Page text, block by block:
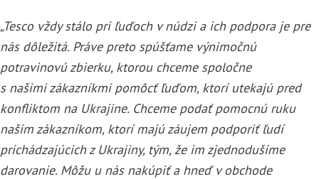
„Tesco vždy stálo pri ľuďoch v núdzi a ich podpora je pre
nás dôležitá. Práve preto spúšťame výnimočnú
potravinovú zbierku, ktorou chceme spoločne
s našimi zákazníkmi pomôcť ľuďom, ktorí utekajú pred
konfliktom na Ukrajine. Chceme podať pomocnú ruku
našim zákazníkom, ktorí majú záujem podporiť ľudí
prichádzajúcich z Ukrajiny, tým, že im zjednodušíme
darovanie. Môžu u nás nakúpiť a hneď v obchode